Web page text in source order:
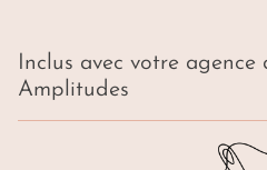
Inclus avec votre agence
Amplitudes